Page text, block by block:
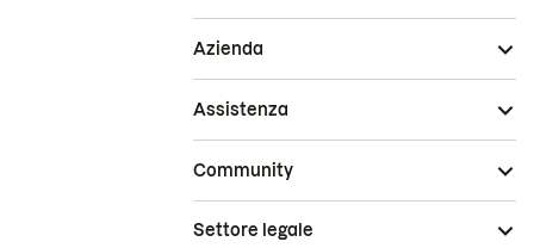
Azienda
Assistenza
Community
Settore legale